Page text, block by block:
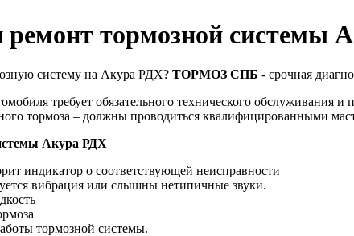
ремонт тормозной системы
систему на Акура РДХ? ТОРМОЗ СПБ - срочная
требует обязательного технического
тормоза – должны проводиться квалифицированными
Акура РДХ
индикатор о соответствующей неисправности
вибрация или слышны нетипичные звуки.
тормозной системы.